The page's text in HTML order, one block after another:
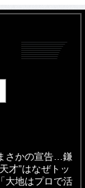
さかの宣告…鎌
才”はなぜトッ
大地はプロで活